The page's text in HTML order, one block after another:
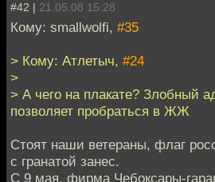
#42 | 21.05.08 15:28
Кому: smallwolfi, #35
> Кому: Атлетыч, #24
>
> А чего на плакате? Злобный
позволяет пробраться в ЖЖ
Стоят наши ветераны, флаг
с гранатой занес.
С 9 мая, фирма Чебоксары-